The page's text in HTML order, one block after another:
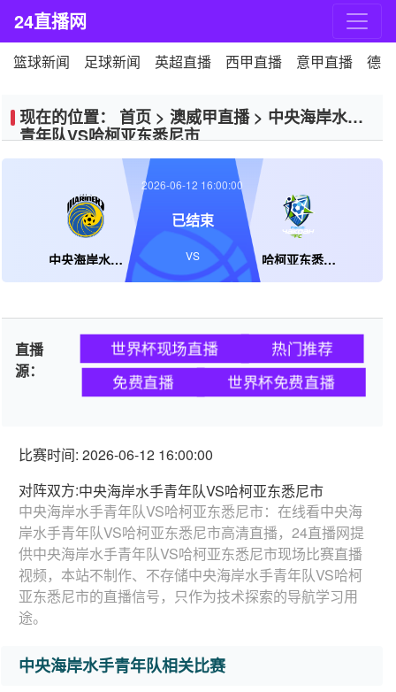
24直播网
篮球新闻 足球新闻 英超直播 西甲直播 意甲直播 德
现在的位置： 首页 > 澳威甲直播> 中央海岸水手
青年队VS哈柯亚东悉尼市
中央海岸水手青年队 哈柯亚东悉尼市
2026-06-12 16:00:00
已结束
VS
直播
源：
世界杯现场直播
热门推荐
免费直播
世界杯免费直播
比赛时间: 2026-06-12 16:00:00
对阵双方:中央海岸水手青年队VS哈柯亚东悉尼市
中央海岸水手青年队VS哈柯亚东悉尼市：在线看中央海
岸水手青年队VS哈柯亚东悉尼市高清直播，24直播网提
供中央海岸水手青年队VS哈柯亚东悉尼市现场比赛直播
视频，本站不制作、不存储中央海岸水手青年队VS哈柯
亚东悉尼市的直播信号，只作为技术探索的导航学习用
途。
中央海岸水手青年队相关比赛